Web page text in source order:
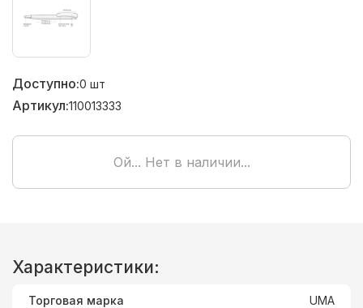
Доступно:0 шт
Артикул:110013333
Ой... Нет в наличии...
Характеристики:
Торговая марка UMA